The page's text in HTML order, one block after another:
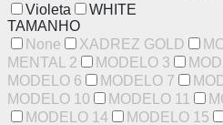
Violeta
WHITE
TAMANHO
None
XADREZ GOLD
MENTAL 2
MODELO 3
MODELO 6
MODELO 7
MODELO 10
MODELO 11
MODELO 14
MODELO 15